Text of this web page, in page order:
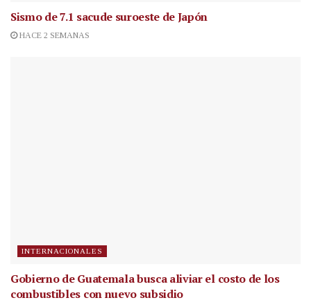
Sismo de 7.1 sacude suroeste de Japón
HACE 2 SEMANAS
INTERNACIONALES
Gobierno de Guatemala busca aliviar el costo de los
combustibles con nuevo subsidio